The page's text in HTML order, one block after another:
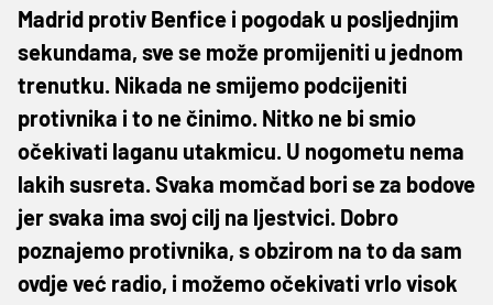
Madrid protiv Benfice i pogodak u posljednjim
sekundama, sve se može promijeniti u jednom
trenutku. Nikada ne smijemo podcijeniti
protivnika i to ne činimo. Nitko ne bi smio
očekivati laganu utakmicu. U nogometu nema
lakih susreta. Svaka momčad bori se za bodove
jer svaka ima svoj cilj na ljestvici. Dobro
poznajemo protivnika, s obzirom na to da sam
ovdje već radio, i možemo očekivati vrlo visok